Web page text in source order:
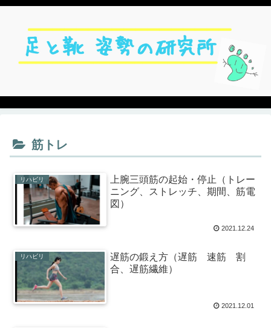
筋トレ
リハビリ
上腕三頭筋の起始・停止（トレー
ニング、ストレッチ、期間、筋電
図）
2021.12.24
リハビリ
遅筋の鍛え方（遅筋 速筋 割
合、遅筋繊維）
2021.12.01